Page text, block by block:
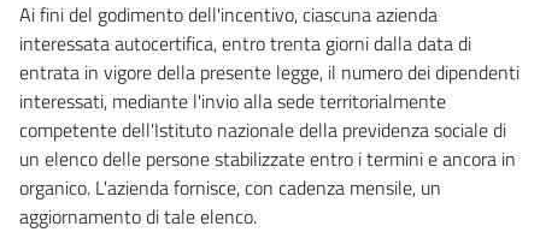
Ai fini del godimento dell'incentivo, ciascuna azienda
interessata autocertifica, entro trenta giorni dalla data di
entrata in vigore della presente legge, il numero dei dipendenti
interessati, mediante l'invio alla sede territorialmente
competente dell'Istituto nazionale della previdenza sociale di
un elenco delle persone stabilizzate entro i termini e ancora in
organico. L'azienda fornisce, con cadenza mensile, un
aggiornamento di tale elenco.